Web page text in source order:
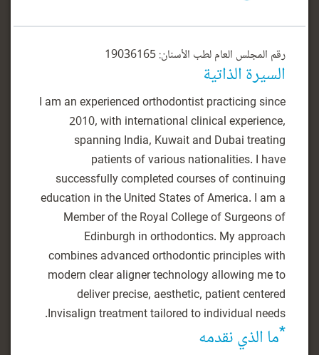
رقم المجلس العام لطب الأسنان: 19036165
السيرة الذاتية
I am an experienced orthodontist practicing since
2010, with international clinical experience,
spanning India, Kuwait and Dubai treating
patients of various nationalities. I have
successfully completed courses of continuing
education in the United States of America. I am a
Member of the Royal College of Surgeons of
Edinburgh in orthodontics. My approach
combines advanced orthodontic principles with
modern clear aligner technology allowing me to
deliver precise, aesthetic, patient centered
Invisalign treatment tailored to individual needs.
*ما الذي نقدمه